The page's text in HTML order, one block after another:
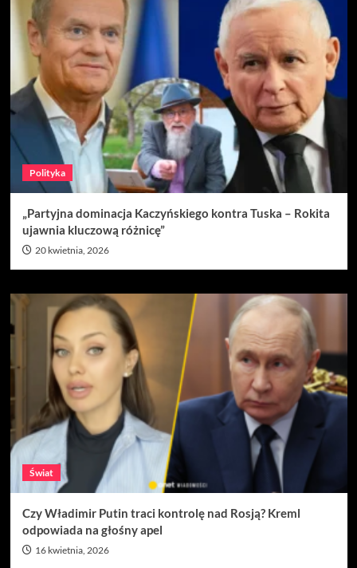
Polityka
„Partyjna dominacja Kaczyńskiego kontra Tuska – Rokita
ujawnia kluczową różnicę”
20 kwietnia, 2026
Świat
Czy Władimir Putin traci kontrolę nad Rosją? Kreml
odpowiada na głośny apel
16 kwietnia, 2026